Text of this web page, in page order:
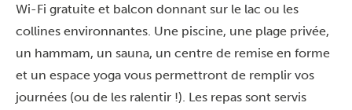
Wi-Fi gratuite et balcon donnant sur le lac ou les
collines environnantes. Une piscine, une plage privée,
un hammam, un sauna, un centre de remise en forme
et un espace yoga vous permettront de remplir vos
journées (ou de les ralentir !). Les repas sont servis